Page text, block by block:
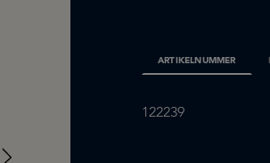
ARTIKELNUMMER
122239